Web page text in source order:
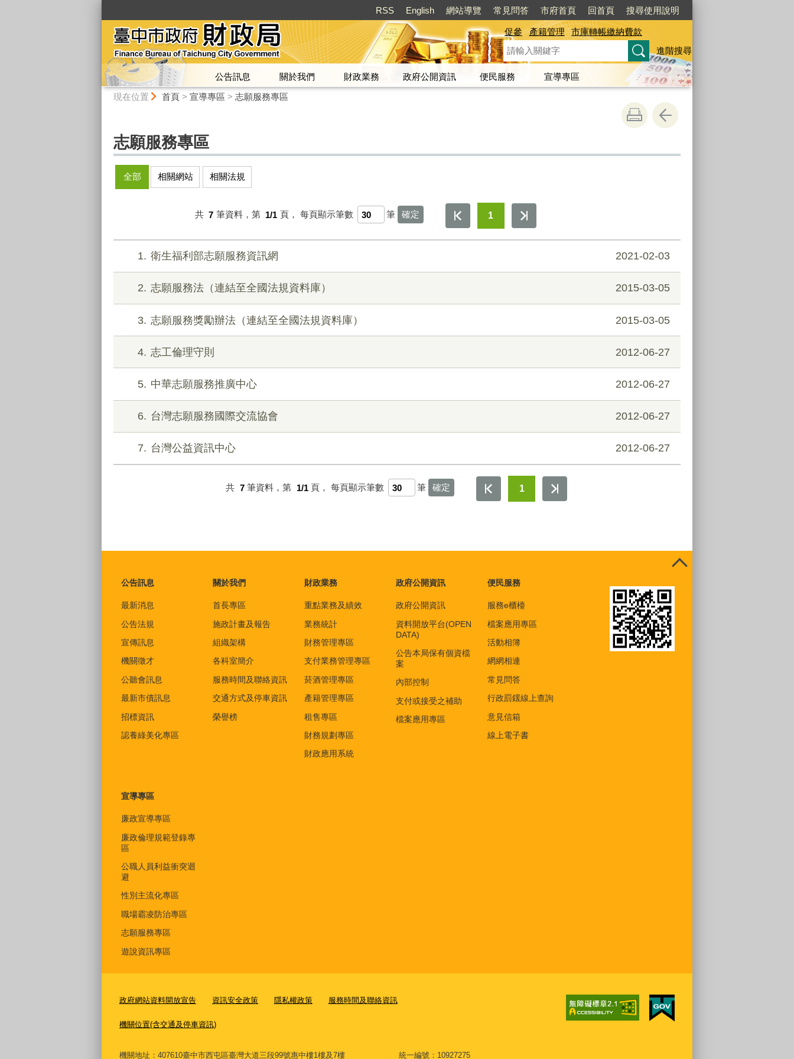
RSS English 網站導覽 常見問答 市府首頁 回首頁 搜尋使用說明
促參 產籍管理
市庫轉帳繳納費款
進階搜尋
公告訊息 關於我們 財政業務 政府公開資訊 便民服務
宣導專區
現在位置 首頁> 宣導專區 > 志願服務專區
志願服務專區
全部 相關網站 相關法規
共 7 筆資料，第 1/1 頁， 每頁顯示筆數 筆 1
1 衛生福利部志願服務資訊網 2021-02-03
2 志願服務法（連結至全國法規資料庫） 2015-03-05
3 志願服務獎勵辦法（連結至全國法規資料庫） 2015-03-05
4 志工倫理守則 2012-06-27
5 中華志願服務推廣中心 2012-06-27
6 台灣志願服務國際交流協會 2012-06-27
7 台灣公益資訊中心 2012-06-27
共 7 筆資料，第 1/1 頁， 每頁顯示筆數 筆 1
公告訊息
最新消息
公告法規
宣傳訊息
機關徵才
公聽會訊息
最新市債訊息
招標資訊
認養綠美化專區
關於我們
首長專區
施政計畫及報告
組織架構
各科室簡介
服務時間及聯絡資訊
交通方式及停車資訊
榮譽榜
財政業務
重點業務及績效
業務統計
財務管理專區
支付業務管理專區
菸酒管理專區
產籍管理專區
租售專區
財務規劃專區
財政應用系統
政府公開資訊
政府公開資訊
資料開放平台(OPEN
DATA)
公告本局保有個資檔
案
內部控制
支付或接受之補助
檔案應用專區
便民服務
服務e櫃檯
檔案應用專區
活動相簿
網網相連
常見問答
行政罰鍰線上查詢
意見信箱
線上電子書
宣導專區
廉政宣導專區
廉政倫理規範登錄專
區
公職人員利益衝突迴
避
性別主流化專區
職場霸凌防治專區
志願服務專區
遊說資訊專區
政府網站資料開放宣告 資訊安全政策 隱私權政策 服務時間及聯絡資訊
機關位置(含交通及停車資訊)
機關地址：407610臺中市西屯區臺灣大道三段99號惠中樓1樓及7樓 統一編號：10927275